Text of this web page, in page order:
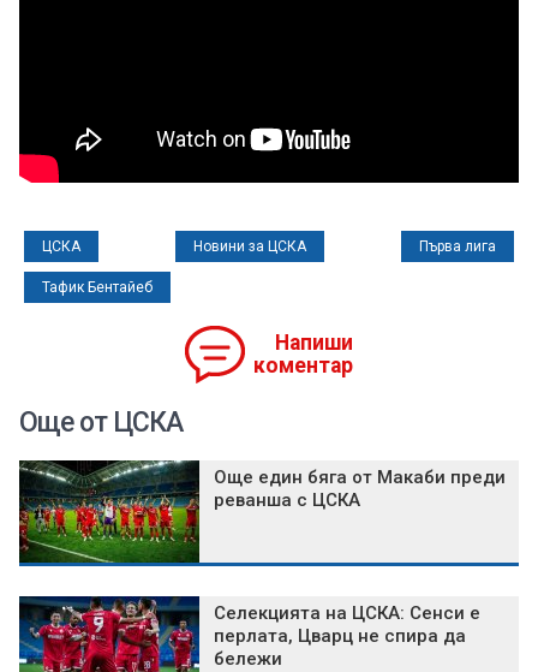
ЦСКА Новини за ЦСКА Първа лига
Тафик Бентайеб
Напиши
коментар
Още от ЦСКА
Още един бяга от Макаби преди
реванша с ЦСКА
Селекцията на ЦСКА: Сенси е
перлата, Цварц не спира да
бележи